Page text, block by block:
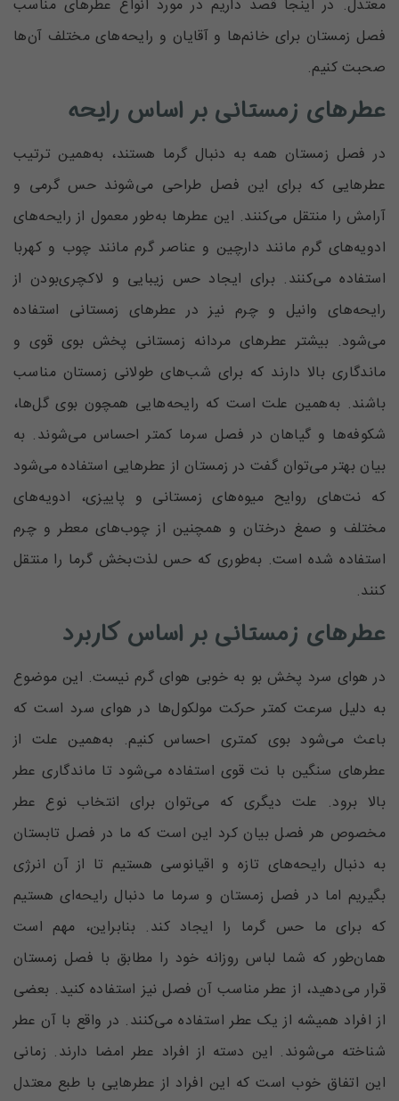
معتدل. در اینجا قصد داریم در مورد انواع عطرهای مناسب
فصل زمستان برای خانم‌ها و آقایان و رایحه‌های مختلف آن‌ها
صحبت کنیم.
عطر‌های زمستانی بر اساس رایحه
در فصل زمستان همه به دنبال گرما هستند، به‌همین ترتیب
عطرهایی که برای این فصل طراحی می‌شوند حس گرمی و
آرامش را منتقل می‌کنند. این عطرها به‌طور معمول از رایحه‌های
ادویه‌های گرم مانند دارچین و عناصر گرم مانند چوب و کهربا
استفاده می‌کنند. برای ایجاد حس زیبایی و لاکچری‌بودن از
رایحه‌های وانیل و چرم نیز در عطر‌های زمستانی استفاده
می‌شود. بیشتر عطر‌های مردانه زمستانی پخش بوی قوی و
ماندگاری بالا دارند که برای شب‌های طولانی زمستان مناسب
باشند. به‌همین علت است که رایحه‌هایی همچون بوی گل‌ها،
شکوفه‌ها و گیاهان در فصل سرما کمتر احساس می‌شوند. به
بیان بهتر می‌توان گفت در زمستان از عطرهایی استفاده می‌شود
که نت‌های روایح میوه‌های زمستانی و پاییزی، ادویه‌های
مختلف و صمغ درختان و همچنین از چوب‌های معطر و چرم
استفاده شده است. به‌طوری که حس لذت‌بخش گرما را منتقل
کنند.
عطرهای زمستانی بر اساس کاربرد
در هوای سرد پخش بو به خوبی هوای گرم نیست. این موضوع
به دلیل سرعت کمتر حرکت مولکول‌ها در هوای سرد است که
باعث می‌شود بوی کمتری احساس کنیم. به‌همین علت از
عطرهای سنگین با نت قوی استفاده می‌شود تا ماندگاری عطر
بالا برود. علت دیگری که می‌توان برای انتخاب نوع عطر
مخصوص هر فصل بیان کرد این است که ما در فصل تابستان
به دنبال رایحه‌های تازه و اقیانوسی هستیم تا از آن انرژی
بگیریم اما در فصل زمستان و سرما ما دنبال رایحه‌ای هستیم
که برای ما حس گرما را ایجاد کند. بنابراین، مهم است
همان‌طور که شما لباس روزانه خود را مطابق با فصل زمستان
قرار می‌دهید، از عطر مناسب آن فصل نیز استفاده کنید. بعضی
از افراد همیشه از یک عطر استفاده می‌کنند. در واقع با آن عطر
شناخته می‌شوند. این دسته از افراد عطر امضا دارند. زمانی
این اتفاق خوب است که این افراد از عطر‌هایی با طبع معتدل